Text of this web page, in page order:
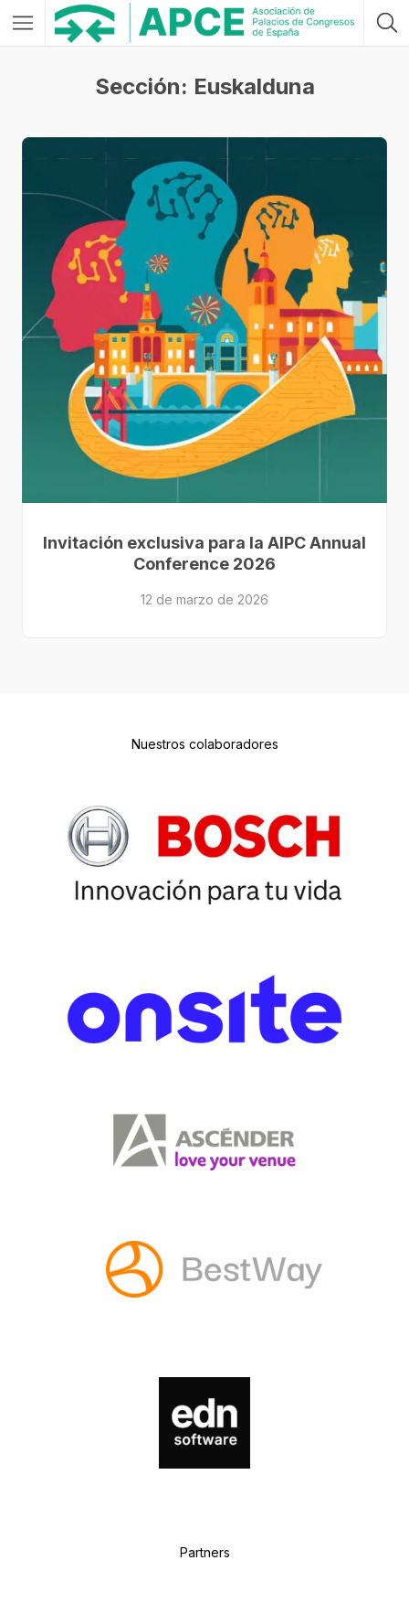
Sección: Euskalduna
Invitación exclusiva para la AIPC Annual
Conference 2026
12 de marzo de 2026
Nuestros colaboradores
Partners